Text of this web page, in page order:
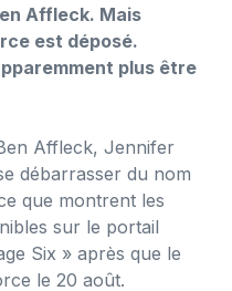
Affleck. Mais
est déposé.
plus être
Affleck, Jennifer
débarrasser du nom
que montrent les
sur le portail
Six » après que le
le 20 août.